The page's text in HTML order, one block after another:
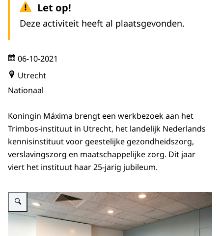
Let op!
Deze activiteit heeft al plaatsgevonden.
06-10-2021
Utrecht
Nationaal
Koningin Máxima brengt een werkbezoek aan het
Trimbos-instituut in Utrecht, het landelijk Nederlands
kennisinstituut voor geestelijke gezondheidszorg,
verslavingszorg en maatschappelijke zorg. Dit jaar
viert het instituut haar 25-jarig jubileum.
Vergroot afbeelding Koningin Máxima op werkbezoek bij het Trimbos-